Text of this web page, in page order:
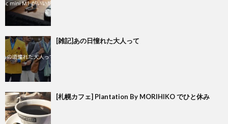
[雑記]あの日憧れた大人って
[札幌カフェ] Plantation By MORIHIKO でひと休み